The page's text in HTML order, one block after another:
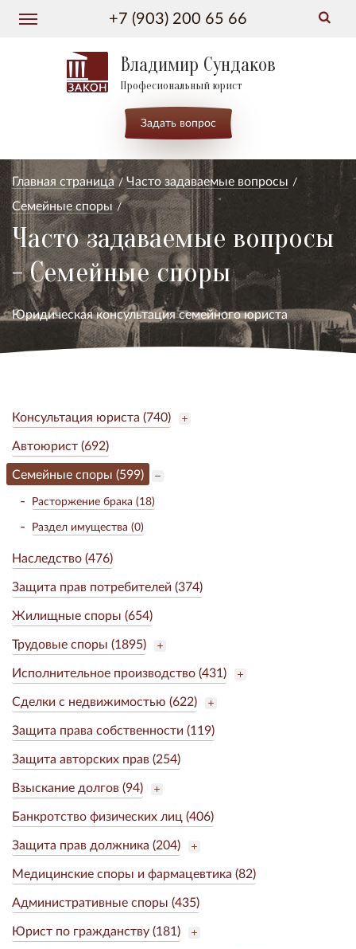
+7 (903) 200 65 66
Владимир Сундаков
Професиональный юрист
Задать вопрос
Главная страница
Часто задаваемые вопросы
Семейные споры
Часто задаваемые вопросы
- Семейные споры
Юридическая консультация семейного юриста
Консультация юриста (740)
Автоюрист (692)
Семейные споры (599)
Расторжение брака (18)
Раздел имущества (0)
Наследство (476)
Защита прав потребителей (374)
Жилищные споры (654)
Трудовые споры (1895)
Исполнительное производство (431)
Сделки с недвижимостью (622)
Защита права собственности (119)
Защита авторских прав (254)
Взыскание долгов (94)
Банкротство физических лиц (406)
Защита прав должника (204)
Медицинские споры и фармацевтика (82)
Административные споры (435)
Юрист по гражданству (181)